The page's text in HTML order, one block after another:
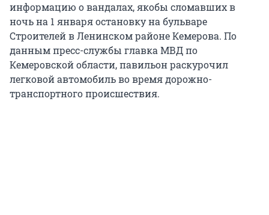
информацию о вандалах, якобы сломавших в
ночь на 1 января остановку на бульваре
Строителей в Ленинском районе Кемерова. По
данным пресс-службы главка МВД по
Кемеровской области, павильон раскурочил
легковой автомобиль во время дорожно-
транспортного происшествия.